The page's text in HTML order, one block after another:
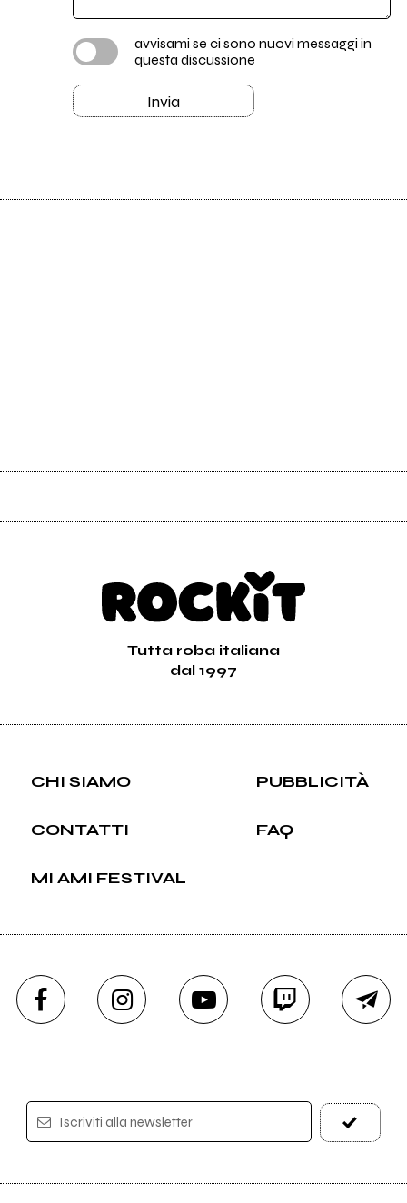
avvisami se ci sono nuovi messaggi in
questa discussione
Invia
Tutta roba italiana
dal 1997
CHI SIAMO PUBBLICITÀ
CONTATTI FAQ
MI AMI FESTIVAL
Iscriviti alla newsletter